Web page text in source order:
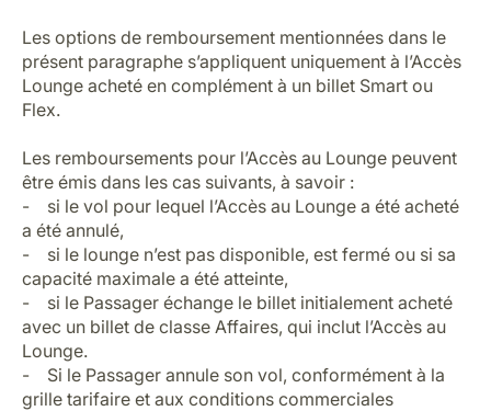
Les options de remboursement mentionnées dans le
présent paragraphe s’appliquent uniquement à l’Accès
Lounge acheté en complément à un billet Smart ou
Flex.
Les remboursements pour l’Accès au Lounge peuvent
être émis dans les cas suivants, à savoir :
- si le vol pour lequel l’Accès au Lounge a été acheté
a été annulé,
- si le lounge n’est pas disponible, est fermé ou si sa
capacité maximale a été atteinte,
- si le Passager échange le billet initialement acheté
avec un billet de classe Affaires, qui inclut l’Accès au
Lounge.
- Si le Passager annule son vol, conformément à la
grille tarifaire et aux conditions commerciales